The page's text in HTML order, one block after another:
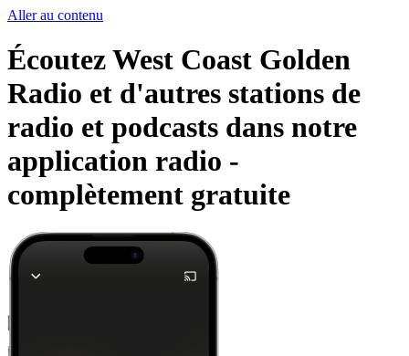
Aller au contenu
Écoutez West Coast Golden
Radio et d'autres stations de
radio et podcasts dans notre
application radio -
complètement gratuite